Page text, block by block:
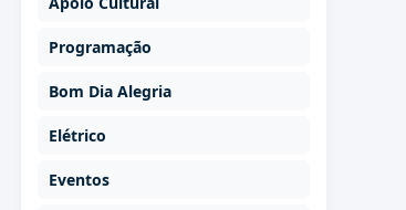
Programação
Bom Dia Alegria
Elétrico
Eventos